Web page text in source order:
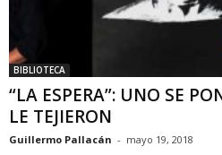
BIBLIOTECA
“LA ESPERA”: UNO SE
LE TEJIERON
Guillermo Pallacán - mayo 19, 2018